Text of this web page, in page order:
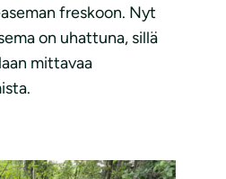
freskoon. Nyt
on uhattuna, sillä
mittavaa